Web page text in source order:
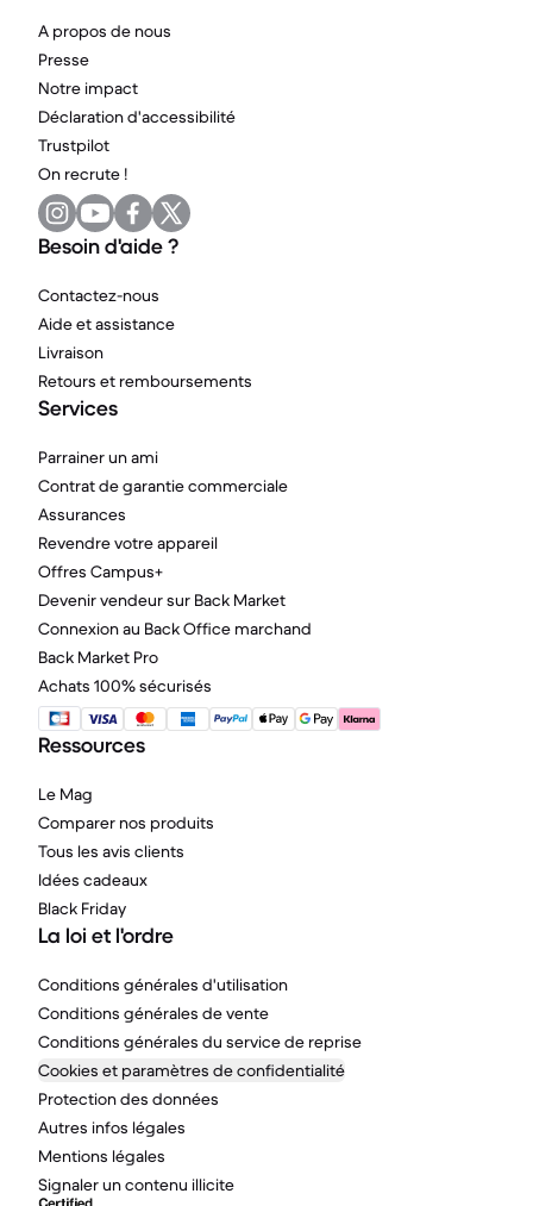
A propos de nous
Presse
Notre impact
Déclaration d'accessibilité
Trustpilot
On recrute !
Besoin d'aide ?
Contactez-nous
Aide et assistance
Livraison
Retours et remboursements
Services
Parrainer un ami
Contrat de garantie commerciale
Assurances
Revendre votre appareil
Offres Campus+
Devenir vendeur sur Back Market
Connexion au Back Office marchand
Back Market Pro
Achats 100% sécurisés
Ressources
Le Mag
Comparer nos produits
Tous les avis clients
Idées cadeaux
Black Friday
La loi et l'ordre
Conditions générales d'utilisation
Conditions générales de vente
Conditions générales du service de reprise
Cookies et paramètres de confidentialité
Protection des données
Autres infos légales
Mentions légales
Signaler un contenu illicite